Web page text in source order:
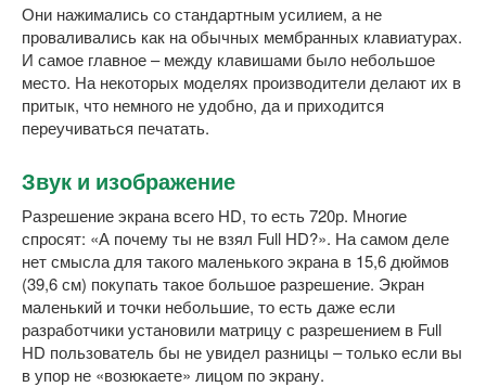
Они нажимались со стандартным усилием, а не
проваливались как на обычных мембранных клавиатурах.
И самое главное – между клавишами было небольшое
место. На некоторых моделях производители делают их в
притык, что немного не удобно, да и приходится
переучиваться печатать.
Звук и изображение
Разрешение экрана всего HD, то есть 720р. Многие
спросят: «А почему ты не взял Full HD?». На самом деле
нет смысла для такого маленького экрана в 15,6 дюймов
(39,6 см) покупать такое большое разрешение. Экран
маленький и точки небольшие, то есть даже если
разработчики установили матрицу с разрешением в Full
HD пользователь бы не увидел разницы – только если вы
в упор не «возюкаете» лицом по экрану.